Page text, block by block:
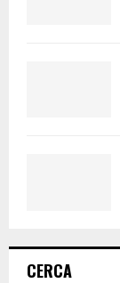
CERCA